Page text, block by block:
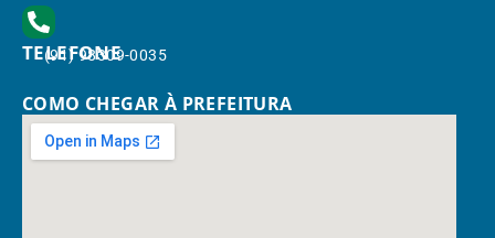
TELEFONE
(91) 98309-0035
COMO CHEGAR À PREFEITURA